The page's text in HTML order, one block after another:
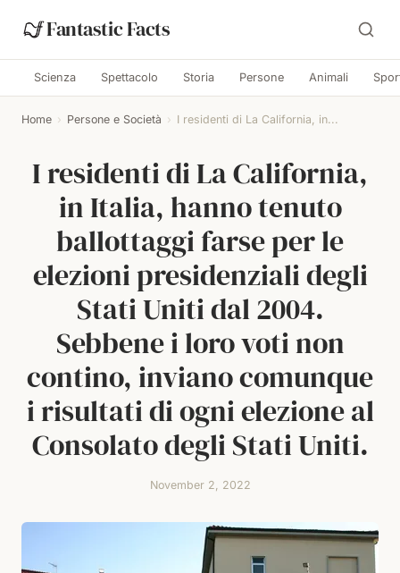
Fantastic Facts
Scienza Spettacolo Storia Persone Animali
Home › Persone e Società › I residenti di La California, in...
I residenti di La California,
in Italia, hanno tenuto
ballottaggi farse per le
elezioni presidenziali degli
Stati Uniti dal 2004.
Sebbene i loro voti non
contino, inviano comunque
i risultati di ogni elezione al
Consolato degli Stati Uniti.
November 2, 2022